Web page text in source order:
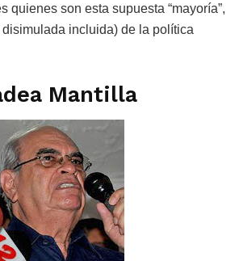
quienes son esta supuesta “mayoría”,
disimulada incluida) de la política
Mantilla